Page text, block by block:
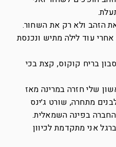
הזהב ולא רק את השחור.
עוד לילה מתיש ונכנסת
בריח קוקוס, קצת בכי
שלי חזרה במרינה מאז
מתחרה, שורט ג׳ינס
בפינה השמאלית.
אני מתקדמת לכיוון